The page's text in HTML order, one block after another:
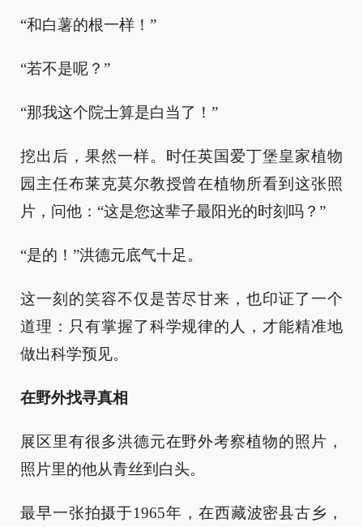
“和白薯的根一样！”
“若不是呢？”
“那我这个院士算是白当了！”
挖出后，果然一样。时任英国爱丁堡皇家植物
园主任布莱克莫尔教授曾在植物所看到这张照
片，问他：“这是您这辈子最阳光的时刻吗？”
“是的！”洪德元底气十足。
这一刻的笑容不仅是苦尽甘来，也印证了一个
道理：只有掌握了科学规律的人，才能精准地
做出科学预见。
在野外找寻真相
展区里有很多洪德元在野外考察植物的照片，
照片里的他从青丝到白头。
最早一张拍摄于1965年，在西藏波密县古乡，